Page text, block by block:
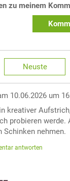
zu meinem
Neuste
10.06.2026 um
kreativer
probieren werde.
Schinken nehmen.
antworten